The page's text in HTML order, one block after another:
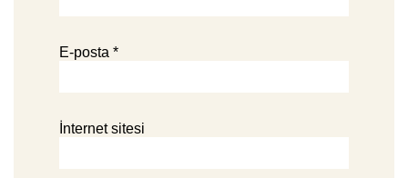
E-posta *
İnternet sitesi